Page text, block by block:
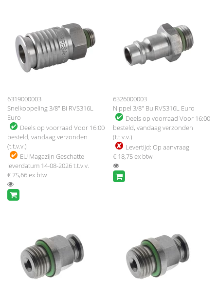
6319000003
Snelkoppeling 3/8" Bi RVS316L
Euro
Deels op voorraad Voor 16:00
besteld, vandaag verzonden
(t.t.v.v.)
EU Magazijn Geschatte
leverdatum 14-08-2026 t.t.v.v.
€ 75,66ex btw
6326000003
Nippel 3/8" Bu RVS316L Euro
Deels op voorraad Voor 16:00
besteld, vandaag verzonden
(t.t.v.v.)
Levertijd: Op aanvraag
€ 18,75ex btw